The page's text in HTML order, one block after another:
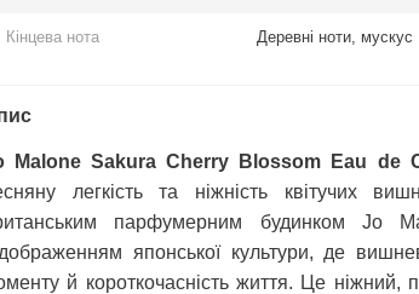
Кінцева нота Деревні ноти, мускус
Malone Sakura Cherry Blossom Eau de
легкість та ніжність квітучих
парфумерним будинком Jo
японської культури, де
й короткочасність життя. Це